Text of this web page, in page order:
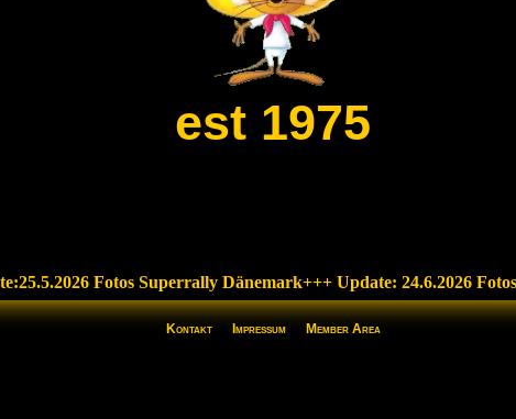
Fotos Superrally Dänemark+++ Update: 24.6.2026
est 1975
Kontakt Impressum Member Area